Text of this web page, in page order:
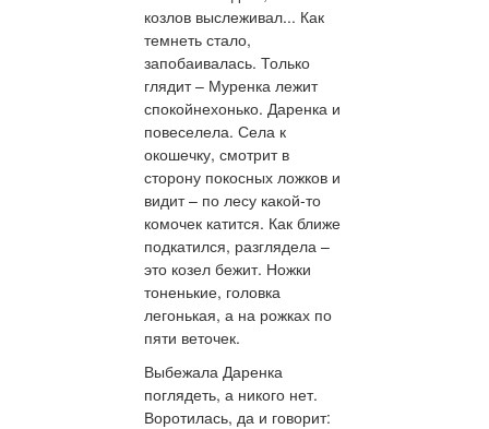
козлов выслеживал... Как
темнеть стало,
запобаивалась. Только
глядит – Муренка лежит
спокойнехонько. Даренка и
повеселела. Села к
окошечку, смотрит в
сторону покосных ложков и
видит – по лесу какой-то
комочек катится. Как ближе
подкатился, разглядела –
это козел бежит. Ножки
тоненькие, головка
легонькая, а на рожках по
пяти веточек.
Выбежала Даренка
поглядеть, а никого нет.
Воротилась, да и говорит: